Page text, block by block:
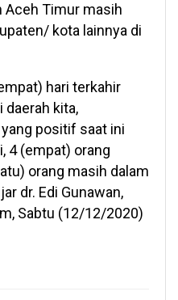
Aceh Timur masih
kota lainnya di
hari terkahir
kita,
positif saat ini
4 (empat) orang
orang masih dalam
dr. Edi Gunawan,
Sabtu (12/12/2020)